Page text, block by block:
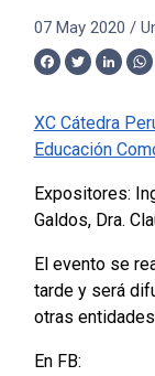
07 May 2020 /
Facebook
Twitter
XC Cátedra
Educación
Expositores:
Galdos, Dra.
El evento se
tarde y será
otras
En FB: